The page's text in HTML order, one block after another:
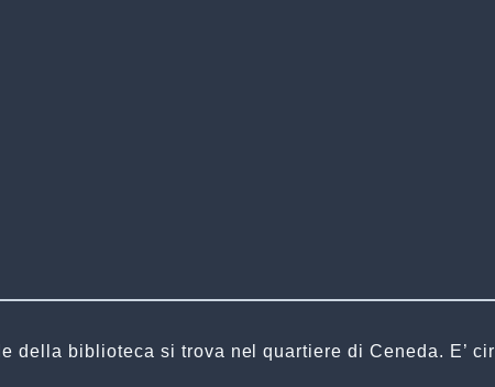
della biblioteca si trova nel quartiere di Ceneda. E’